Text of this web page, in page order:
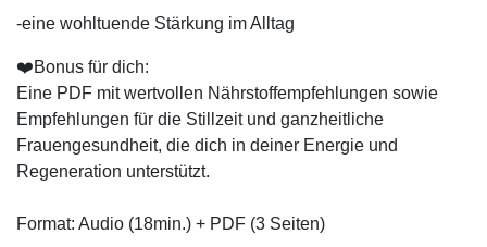
-eine wohltuende Stärkung im Alltag
❤️Bonus für dich:
Eine PDF mit wertvollen Nährstoffempfehlungen sowie
Empfehlungen für die Stillzeit und ganzheitliche
Frauengesundheit, die dich in deiner Energie und
Regeneration unterstützt.
Format: Audio (18min.) + PDF (3 Seiten)